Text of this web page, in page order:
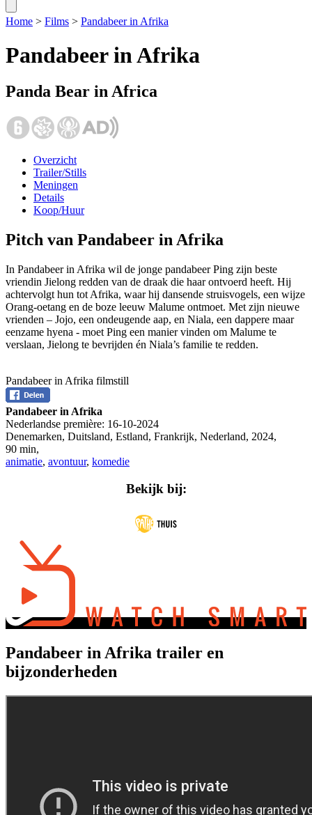
Home > Films > Pandabeer in Afrika
Pandabeer in Afrika
Panda Bear in Africa
Overzicht
Trailer/Stills
Meningen
Details
Koop/Huur
Pitch van Pandabeer in Afrika
In Pandabeer in Afrika wil de jonge pandabeer Ping zijn beste
vriendin Jielong redden van de draak die haar ontvoerd heeft. Hij
achtervolgt hun tot Afrika, waar hij dansende struisvogels, een wijze
Orang-oetang en de boze leeuw Malume ontmoet. Met zijn nieuwe
vrienden – Jojo, een ondeugende aap, en Niala, een dappere maar
eenzame hyena - moet Ping een manier vinden om Malume te
verslaan, Jielong te bevrijden én Niala’s familie te redden.
Pandabeer in Afrika filmstill
Pandabeer in Afrika
Nederlandse première: 16-10-2024
Denemarken, Duitsland, Estland, Frankrijk, Nederland, 2024,
90 min,
animatie, avontuur, komedie
Bekijk bij:
Pandabeer in Afrika trailer en
bijzonderheden